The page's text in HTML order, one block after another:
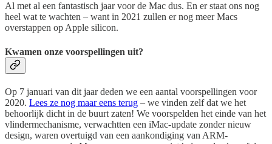
Al met al een fantastisch jaar voor de Mac dus. En er staat ons nog
heel wat te wachten – want in 2021 zullen er nog meer Macs
overstappen op Apple silicon.
Kwamen onze voorspellingen uit?
Op 7 januari van dit jaar deden we een aantal voorspellingen voor
2020. Lees ze nog maar eens terug – we vinden zelf dat we het
behoorlijk dicht in de buurt zaten! We voorspelden het einde van het
vlindermechanisme, verwachtten een iMac-update zonder nieuw
design, waren overtuigd van een aankondiging van ARM-